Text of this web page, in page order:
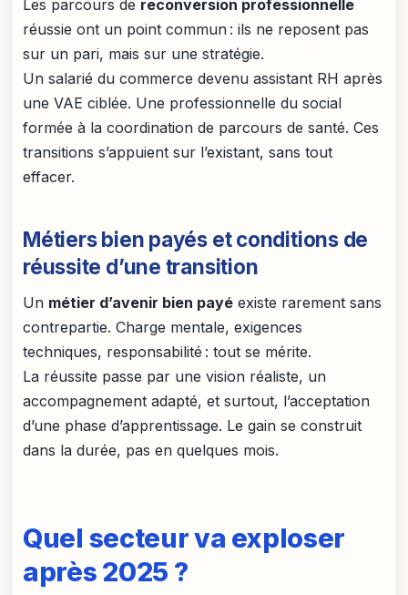
Les parcours de reconversion professionnelle
réussie ont un point commun : ils ne reposent pas
sur un pari, mais sur une stratégie.
Un salarié du commerce devenu assistant RH après
une VAE ciblée. Une professionnelle du social
formée à la coordination de parcours de santé. Ces
transitions s’appuient sur l’existant, sans tout
effacer.
Métiers bien payés et conditions de
réussite d’une transition
Un métier d’avenir bien payé existe rarement sans
contrepartie. Charge mentale, exigences
techniques, responsabilité : tout se mérite.
La réussite passe par une vision réaliste, un
accompagnement adapté, et surtout, l’acceptation
d’une phase d’apprentissage. Le gain se construit
dans la durée, pas en quelques mois.
Quel secteur va exploser
après 2025 ?